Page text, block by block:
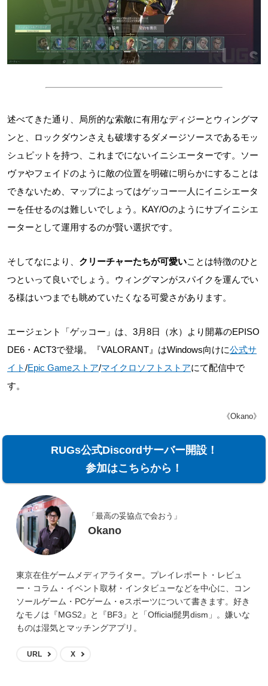
述べてきた通り、局所的な索敵に有用なディジーとウィングマ
ンと、ロックダウンさえも破壊するダメージソースであるモッ
シュピットを持つ、これまでにないイニシエーターです。ソー
ヴァやフェイドのように敵の位置を明確に明らかにすることは
できないため、マップによってはゲッコー一人にイニシエータ
ーを任せるのは難しいでしょう。KAY/Oのようにサブイニシエ
ーターとして運用するのが賢い選択です。
そしてなにより、 クリーチャーたちが可愛いことは特徴のひと
つといって良いでしょう。ウィングマンがスパイクを運んでい
る様はいつまでも眺めていたくなる可愛さがあります。
エージェント「ゲッコー」は、3月8日（水）より開幕のEPISO
DE6・ACT3で登場。『VALORANT』はWindows向けに公式サ
イト/Epic Gameストア/マイクロソフトストアにて配信中で
す。
《Okano》
RUGs公式Discordサーバー開設！
参加はこちらから！
「最高の妥協点で会おう」
Okano
東京在住ゲームメディアライター。プレイレポート・レビュ
ー・コラム・イベント取材・インタビューなどを中心に、コン
ソールゲーム・PCゲーム・eスポーツについて書きます。好き
なモノは『MGS2』と『BF3』と「Official髭男dism」。嫌いな
ものは湿気とマッチングアプリ。
URL X